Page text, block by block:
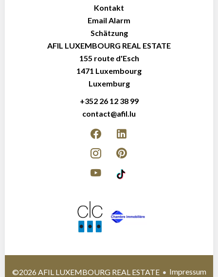
Kontakt
Email Alarm
Schätzung
AFIL LUXEMBOURG REAL ESTATE
155 route d'Esch
1471 Luxembourg
Luxemburg
+352 26 12 38 99
contact@afil.lu
©2026 AFIL LUXEMBOURG REAL ESTATE Impressum